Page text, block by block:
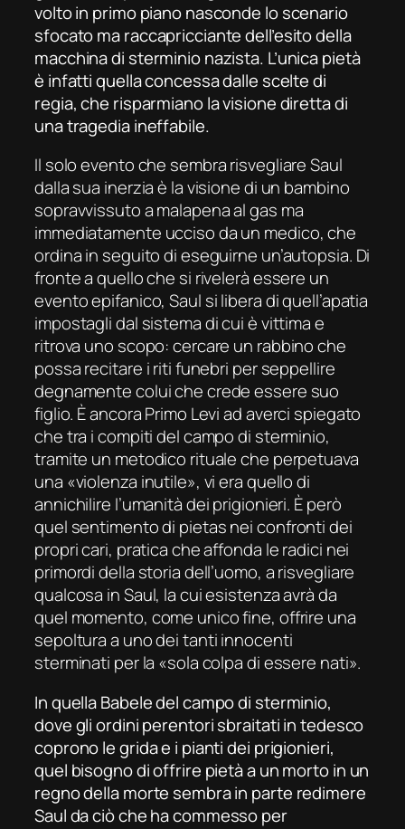
volto in primo piano nasconde lo scenario
sfocato ma raccapricciante dell’esito della
macchina di sterminio nazista. L’unica pietà
è infatti quella concessa dalle scelte di
regia, che risparmiano la visione diretta di
una tragedia ineffabile.
Il solo evento che sembra risvegliare Saul
dalla sua inerzia è la visione di un bambino
sopravvissuto a malapena al gas ma
immediatamente ucciso da un medico, che
ordina in seguito di eseguirne un’autopsia. Di
fronte a quello che si rivelerà essere un
evento epifanico, Saul si libera di quell’apatia
impostagli dal sistema di cui è vittima e
ritrova uno scopo: cercare un rabbino che
possa recitare i riti funebri per seppellire
degnamente colui che crede essere suo
figlio. È ancora Primo Levi ad averci spiegato
che tra i compiti del campo di sterminio,
tramite un metodico rituale che perpetuava
una «violenza inutile», vi era quello di
annichilire l’umanità dei prigionieri. È però
quel sentimento di pietasnei confronti dei
propri cari, pratica che affonda le radici nei
primordi della storia dell’uomo, a risvegliare
qualcosa in Saul, la cui esistenza avrà da
quel momento, come unico fine, offrire una
sepoltura a uno dei tanti innocenti
sterminati per la «sola colpa di essere nati».
In quella Babele del campo di sterminio,
dove gli ordini perentori sbraitati in tedesco
coprono le grida e i pianti dei prigionieri,
quel bisogno di offrire pietà a un morto in un
regno della morte sembra in parte redimere
Saul da ciò che ha commesso per